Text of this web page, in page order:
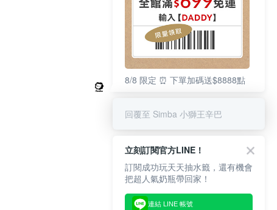
8/8 限定 ⏰ 下單加碼送$8888點
回覆至 Simba 小獅王辛巴
立刻訂閱官方LINE！
訂閱成功玩天天抽水籤，還有機會
把超人氣奶瓶帶回家！
連結 LINE 帳號